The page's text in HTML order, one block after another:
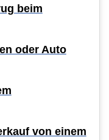
beim
oder Auto
von einem